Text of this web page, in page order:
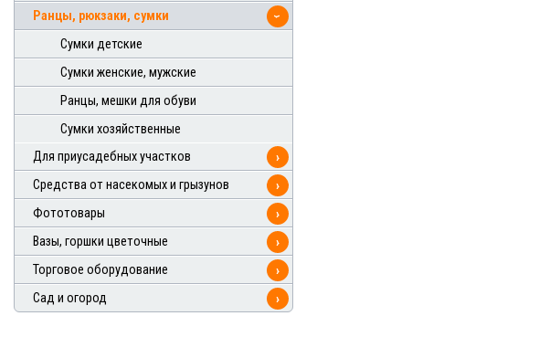
Ранцы, рюкзаки, сумки
›
Сумки детские
Сумки женские, мужские
Ранцы, мешки для обуви
Сумки хозяйственные
Для приусадебных участков
›
Средства от насекомых и грызунов
›
Фототовары
›
Вазы, горшки цветочные
›
Торговое оборудование
›
Сад и огород
›